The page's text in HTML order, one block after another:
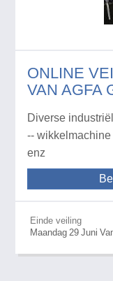
ONLINE
VAN AGFA
Diverse
--
enz
Einde veiling
Maandag 29 Juni